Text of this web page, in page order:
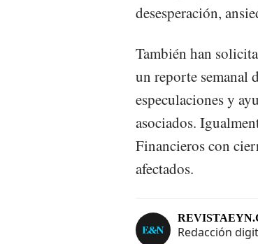
desesperación,
También han
un reporte semanal
especulaciones y
asociados.
Financieros con
afectados.
Redacción